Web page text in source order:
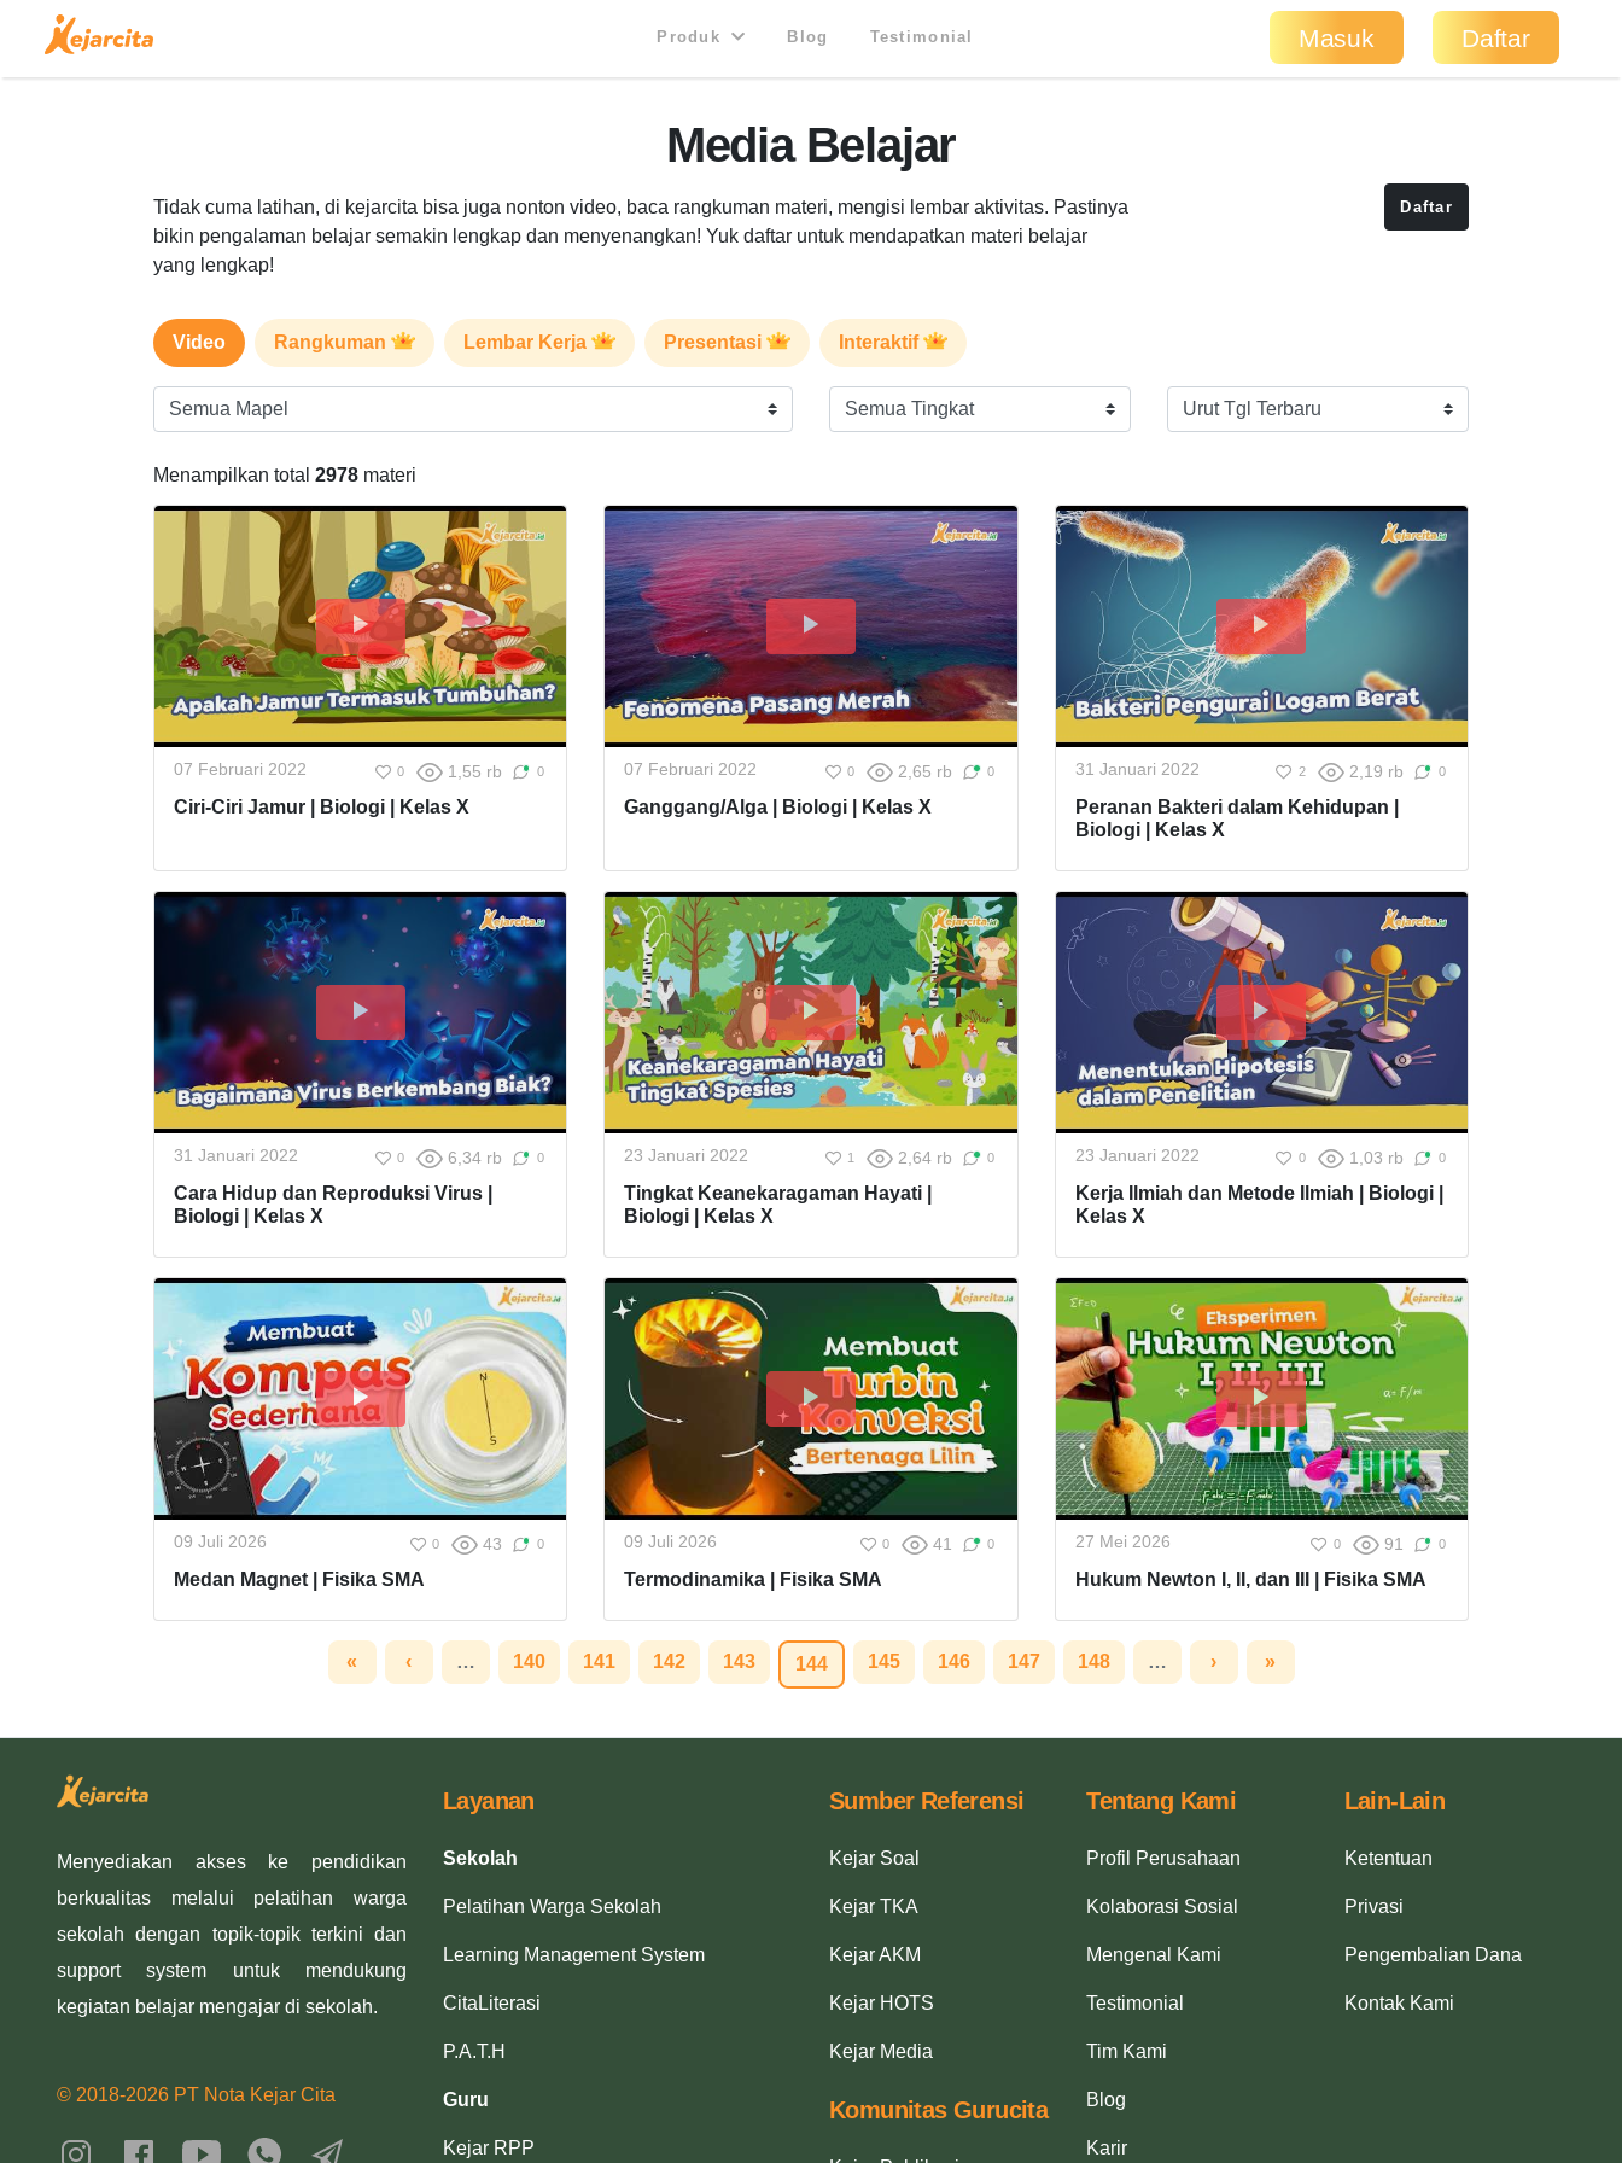
Produk Blog Testimonial Masuk Daftar
Media Belajar
Tidak cuma latihan, di kejarcita bisa juga nonton video, baca rangkuman materi, mengisi lembar aktivitas. Pastinya
bikin pengalaman belajar semakin lengkap dan menyenangkan! Yuk daftar untuk mendapatkan materi belajar
yang lengkap!
Daftar
Video Rangkuman Lembar Kerja Presentasi Interaktif
Menampilkan total 2978 materi
07 Februari 2022 0 1,55 rb 0
Ciri-Ciri Jamur | Biologi | Kelas X
07 Februari 2022 0 2,65 rb 0
Ganggang/Alga | Biologi | Kelas X
31 Januari 2022 2 2,19 rb 0
Peranan Bakteri dalam Kehidupan |
Biologi | Kelas X
31 Januari 2022 0 6,34 rb 0
Cara Hidup dan Reproduksi Virus |
Biologi | Kelas X
23 Januari 2022 1 2,64 rb 0
Tingkat Keanekaragaman Hayati |
Biologi | Kelas X
23 Januari 2022 0 1,03 rb 0
Kerja Ilmiah dan Metode Ilmiah | Biologi |
Kelas X
09 Juli 2026 0 43 0
Medan Magnet | Fisika SMA
09 Juli 2026 0 41 0
Termodinamika | Fisika SMA
27 Mei 2026 0 91 0
Hukum Newton I, II, dan III | Fisika SMA
« ‹ … 140 141 142 143 144 145 146 147 148 … › »
Menyediakan akses ke pendidikan
berkualitas melalui pelatihan warga
sekolah dengan topik-topik terkini dan
support system untuk mendukung
kegiatan belajar mengajar di sekolah.
© 2018-2026 PT Nota Kejar Cita
Layanan
Sekolah
Pelatihan Warga Sekolah
Learning Management System
CitaLiterasi
P.A.T.H
Guru
Kejar RPP
Sumber Referensi
Kejar Soal
Kejar TKA
Kejar AKM
Kejar HOTS
Kejar Media
Komunitas Gurucita
Tentang Kami
Profil Perusahaan
Kolaborasi Sosial
Mengenal Kami
Testimonial
Tim Kami
Blog
Karir
Lain-Lain
Ketentuan
Privasi
Pengembalian Dana
Kontak Kami